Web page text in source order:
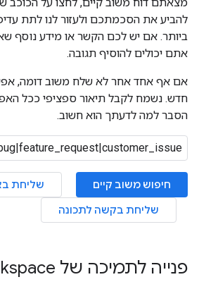
להביע את הסכמתכם ולעזור לנו לתת
ביותר. אם יש לכם הקשר או מידע נוסף
אתם יכולים להוסיף תגובה.
אם אף אחד אחר לא שלח משוב דומה,
חדש. נשמח לקבל תיאור ספציפי ככל
הסבר למה לדעתך הוא חשוב.
חיפוש משוב קיים
שליחת
שליחת בקשה לתכונה
פנייה לתמיכה של Google Workspace